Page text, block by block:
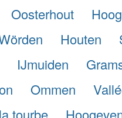
Oosterhout
Houten
IJmuiden
Ommen
tourbe